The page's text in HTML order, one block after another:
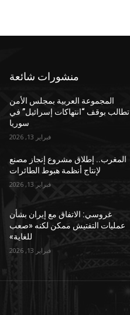
منشورات شائعة
المجموعة العربية بمجلس الأمن
تطالب بوقف “انتهاكات إسرائيل” في
سوريا
فبراير 13, 2026
المغرب.. إطلاق مشروع إنجاز مصنع
لإنتاج أنظمة هبوط الطائرات
فبراير 13, 2026
غروسي: الاتفاق مع إيران بشأن
عمليات التفتيش ممكن لكنه «صعب
للغاية»
فبراير 13, 2026